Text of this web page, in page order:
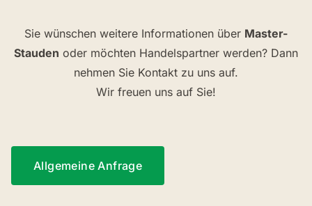
Sie wünschen weitere Informationen über Master-
Stauden oder möchten Handelspartner werden? Dann
nehmen Sie Kontakt zu uns auf.
Wir freuen uns auf Sie!
Allgemeine Anfrage